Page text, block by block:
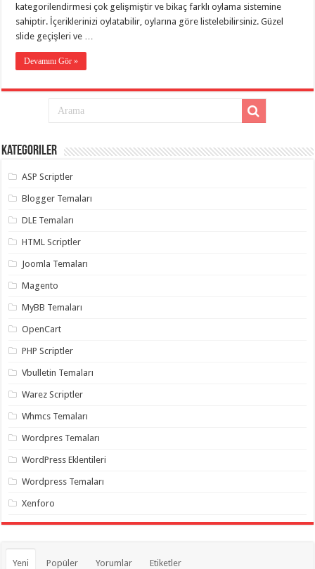
taşımacılık,
gaziantep
evden
taşımacılık,
gaziantep
asansörlü
evden
taşımacılık,
organizasyon,
organizasyon,
organizasyon,
organizasyon,
organizasyon,
organizasyon,
palyaço,
takipçi
twitter
hilesi ,
instagram
takipçi
hilesi
kategorilendirmesi çok gelişmiştir ve bikaç farklı oylama sistemine
sahiptir. İçeriklerinizi oylatabilir, oylarına göre listelebilirsiniz. Güzel
slide geçişleri ve …
Devamını Gör »
Kategoriler
ASP Scriptler
Blogger Temaları
DLE Temaları
HTML Scriptler
Joomla Temaları
Magento
MyBB Temaları
OpenCart
PHP Scriptler
Vbulletin Temaları
Warez Scriptler
Whmcs Temaları
Wordpres Temaları
WordPress Eklentileri
Wordpress Temaları
Xenforo
Yeni Popüler Yorumlar Etiketler